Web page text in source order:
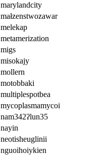
marylandcity
małzenstwozawar
melekap
metamerization
migs
misokajy
mollern
motobbaki
multiplespotbea
mycoplasmamycoi
nam342ʔlun35
nayin
neotisheuglinii
nguoihoiykien